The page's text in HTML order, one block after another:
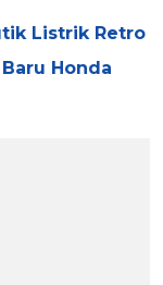
Listrik Retro
Honda